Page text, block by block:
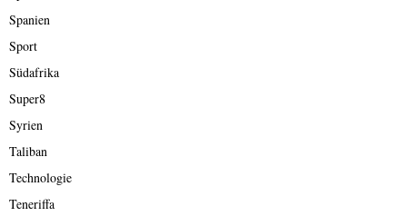
Spanien
Sport
Südafrika
Super8
Syrien
Taliban
Technologie
Teneriffa